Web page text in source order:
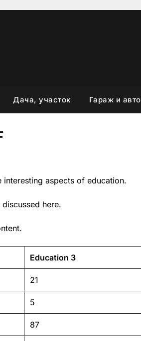
Дача, участок Гараж и авто
aspects of education.
here.
Education 3
21
5
87